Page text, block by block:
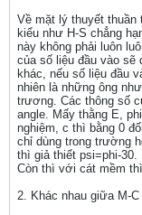
Về mặt lý thuyết thuần
kiểu như H-S chẳng
này không phải luôn
của số liệu đầu vào sẽ
khác, nếu số liệu đầu
nhiên là những ông
trương. Các thông số
angle. Mấy thằng E,
nghiệm, c thì bằng 0
chỉ dùng trong trường
thì giả thiết psi=phi-
Còn thì với cát mềm
2. Khác nhau giữa M-C